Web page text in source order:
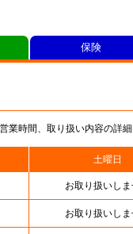
時間、取り扱い内容の詳細
土曜日
お取り扱いしま
お取り扱いしま
保険